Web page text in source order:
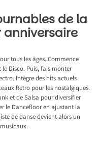
de la
tous les âges. Commence
le Disco. Puis, fais monter
Intègre des hits actuels
Retro pour les nostalgiques.
et de Salsa pour diversifier
le Dancefloor en ajustant la
de danse devient alors un